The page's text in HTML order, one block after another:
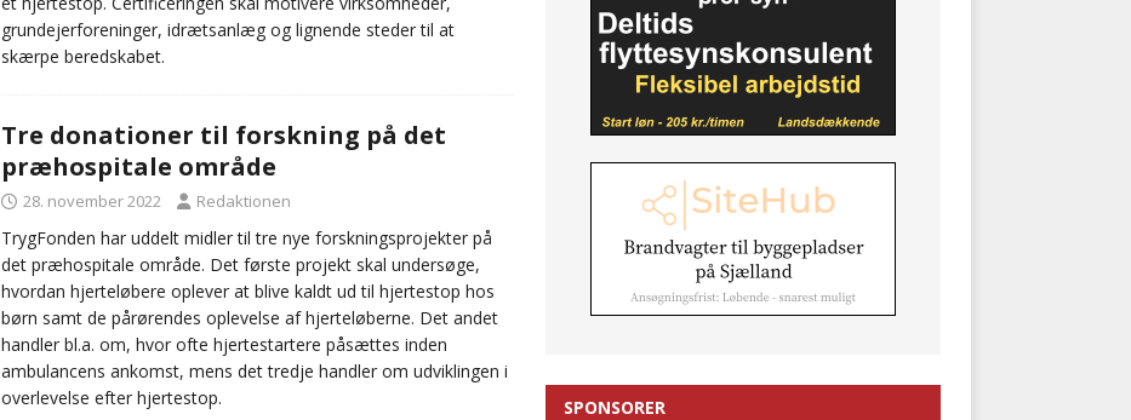
grundejerforeninger, idrætsanlæg og lignende steder til at
skærpe beredskabet.
Tre donationer til forskning på det
præhospitale område
28. november 2022 Redaktionen
TrygFonden har uddelt midler til tre nye forskningsprojekter på
det præhospitale område. Det første projekt skal undersøge,
hvordan hjerteløbere oplever at blive kaldt ud til hjertestop hos
børn samt de pårørendes oplevelse af hjerteløberne. Det andet
handler bl.a. om, hvor ofte hjertestartere påsættes inden
ambulancens ankomst, mens det tredje handler om udviklingen i
overlevelse efter hjertestop.
SPONSORER